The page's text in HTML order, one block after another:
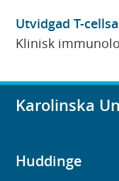
Utvidgad T-
Klinisk
Karolinska
Huddinge